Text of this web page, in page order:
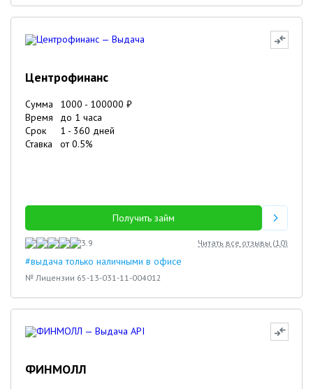
Центрофинанс
Сумма 1000 - 100000 ₽
Время
до 1 часа
Срок
1 - 360 дней
Ставка
от0.5%
Получить займ
3.9 Читать все отзывы (10)
#выдача только наличными в офисе
№ Лицензии 65-13-031-11-004012
ФИНМОЛЛ